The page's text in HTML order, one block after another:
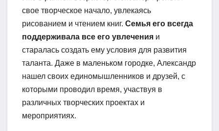
свое творческое начало, увлекаясь
рисованием и чтением книг. Семья его всегда
поддерживала все его увлечения и
старалась создать ему условия для развития
таланта. Даже в маленьком городке, Александр
нашел своих единомышленников и друзей, с
которыми проводил время, участвуя в
различных творческих проектах и
мероприятиях.